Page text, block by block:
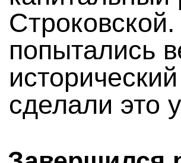
попытались
сделали это